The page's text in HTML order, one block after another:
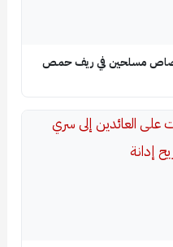
مسلحين في ريف حمص